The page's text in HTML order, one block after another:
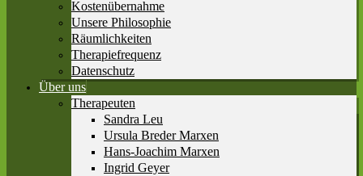
Kostenübernahme
Unsere Philosophie
Räumlichkeiten
Therapiefrequenz
Datenschutz
Über uns
Therapeuten
Sandra Leu
Ursula Breder Marxen
Hans-Joachim Marxen
Ingrid Geyer